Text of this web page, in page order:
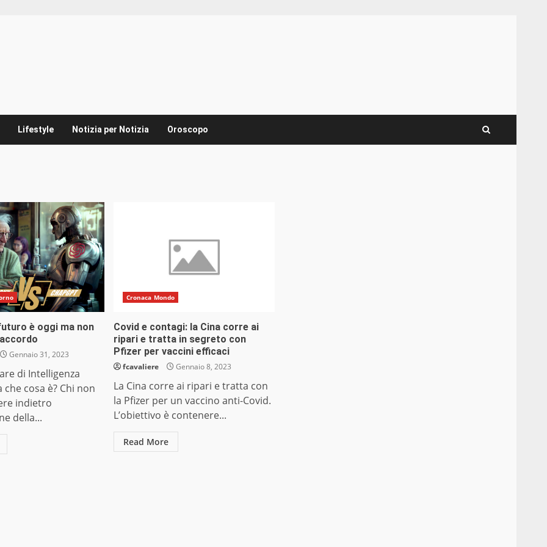
Lifestyle Notizia per Notizia Oroscopo
è oggi ma non
Gennaio 31, 2023
di Intelligenza
cosa è? Chi non
indietro
della...
Cronaca Mondo
Covid e contagi: la Cina corre ai
ripari e tratta in segreto con
Pfizer per vaccini efficaci
fcavaliere Gennaio 8, 2023
La Cina corre ai ripari e tratta con
la Pfizer per un vaccino anti-Covid.
L’obiettivo è contenere...
Read More